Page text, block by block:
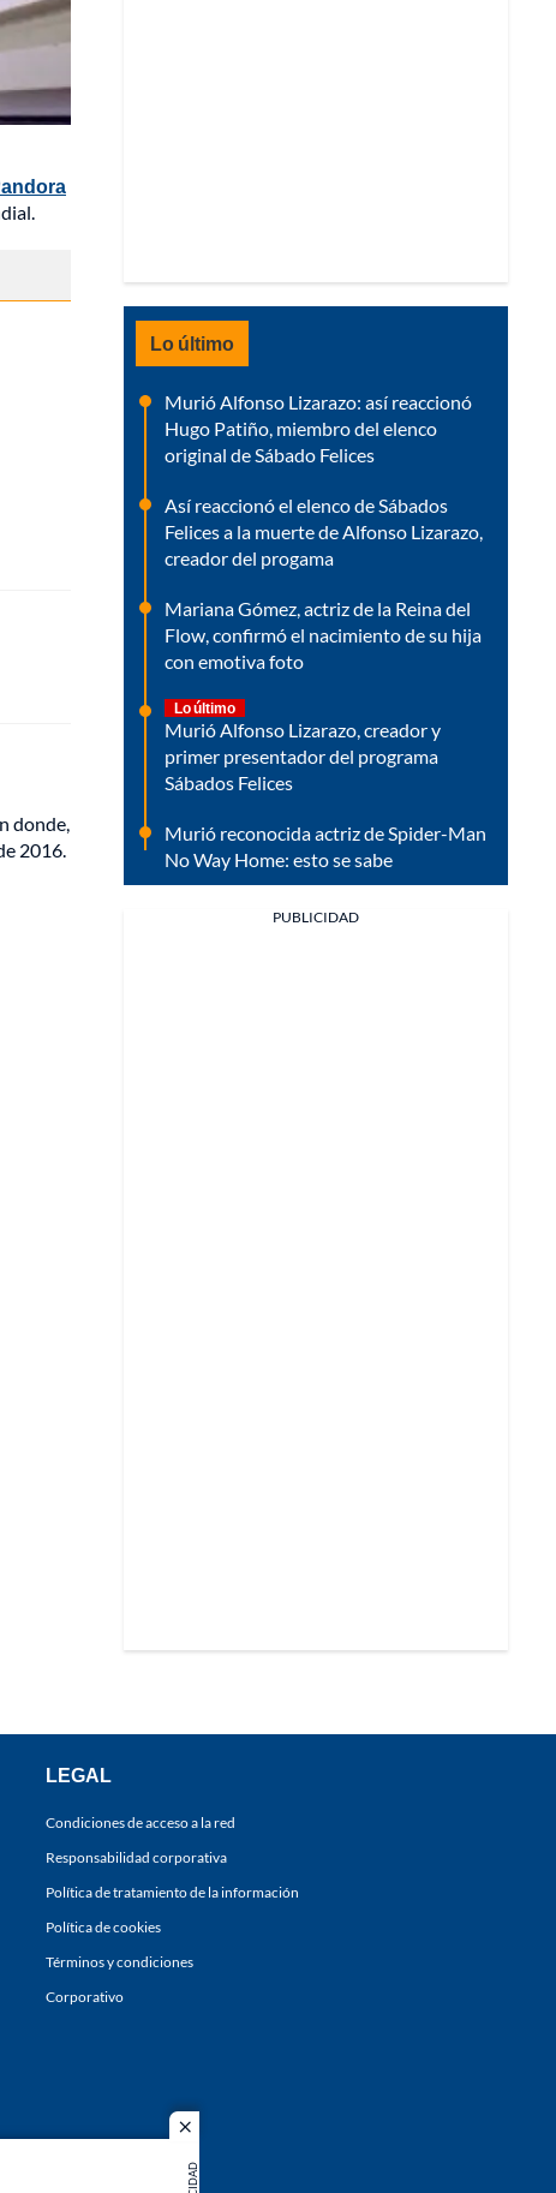
close
donde,
2016.
Lo último
Murió Alfonso Lizarazo: así reaccionó
Hugo Patiño, miembro del elenco
original de Sábado Felices
Así reaccionó el elenco de Sábados
Felices a la muerte de Alfonso Lizarazo,
creador del progama
Mariana Gómez, actriz de la Reina del
Flow, confirmó el nacimiento de su hija
con emotiva foto
Lo último
Murió Alfonso Lizarazo, creador y
primer presentador del programa
Sábados Felices
Murió reconocida actriz de Spider-Man
No Way Home: esto se sabe
PUBLICIDAD
LEGAL
Condiciones de acceso a la red
Responsabilidad corporativa
Política de tratamiento de la información
Política de cookies
Términos y condiciones
Corporativo